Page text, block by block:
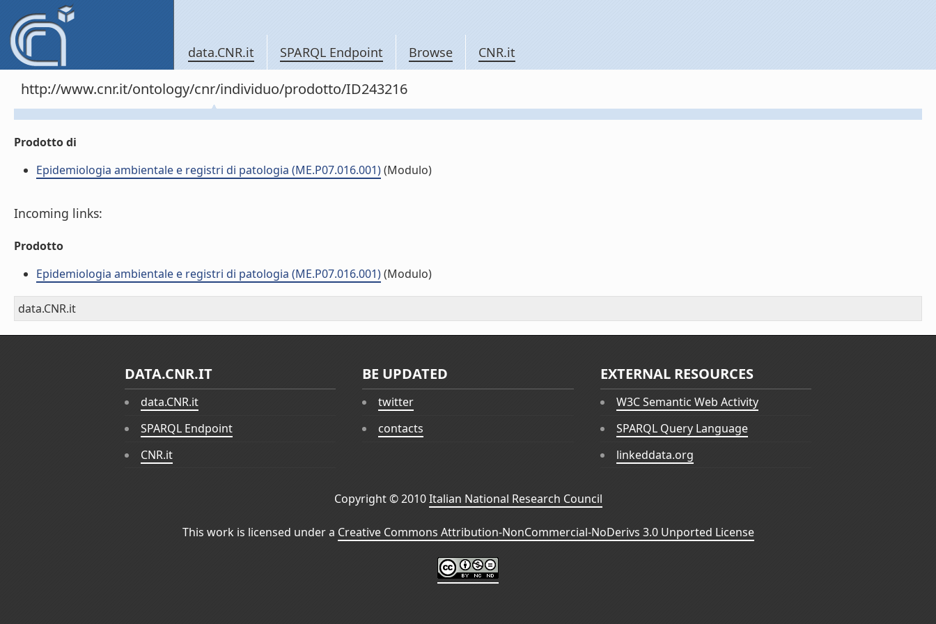
data.CNR.it SPARQL Endpoint Browse CNR.it
http://www.cnr.it/ontology/cnr/individuo/prodotto/ID243216
Prodotto di
Epidemiologia ambientale e registri di patologia (ME.P07.016.001)(Modulo)
Incoming links:
Prodotto
Epidemiologia ambientale e registri di patologia (ME.P07.016.001)(Modulo)
data.CNR.it
DATA.CNR.IT
data.CNR.it
SPARQL Endpoint
CNR.it
BE UPDATED
twitter
contacts
EXTERNAL RESOURCES
W3C Semantic Web Activity
SPARQL Query Language
linkeddata.org
Copyright © 2010Italian National Research Council
This work is licensed under a Creative Commons Attribution-NonCommercial-NoDerivs 3.0 Unported License